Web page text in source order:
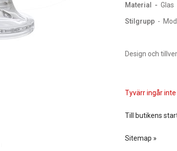
Material - Glas
Stilgrupp-
Design och
Tyvärr ingår
Till butikens
Sitemap »